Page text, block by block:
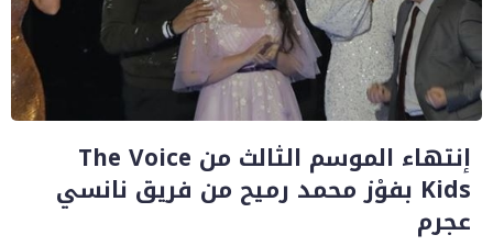
إنتهاء الموسم الثالث من The Voice
Kids بفوْز محمد رميح من فريق نانسي
عجرم